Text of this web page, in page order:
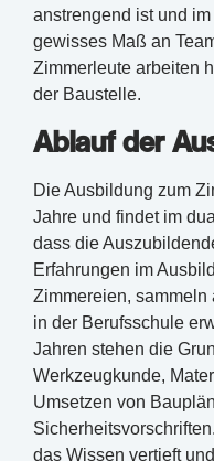
anstrengend ist und
gewisses Maß an
Zimmerleute arbeiten
der Baustelle.
Ablauf der
Die Ausbildung zum
Jahre und findet im
dass die
Erfahrungen im
Zimmereien, sammeln
in der Berufsschule
Jahren stehen die
Werkzeugkunde,
Umsetzen von
das Wissen vertieft